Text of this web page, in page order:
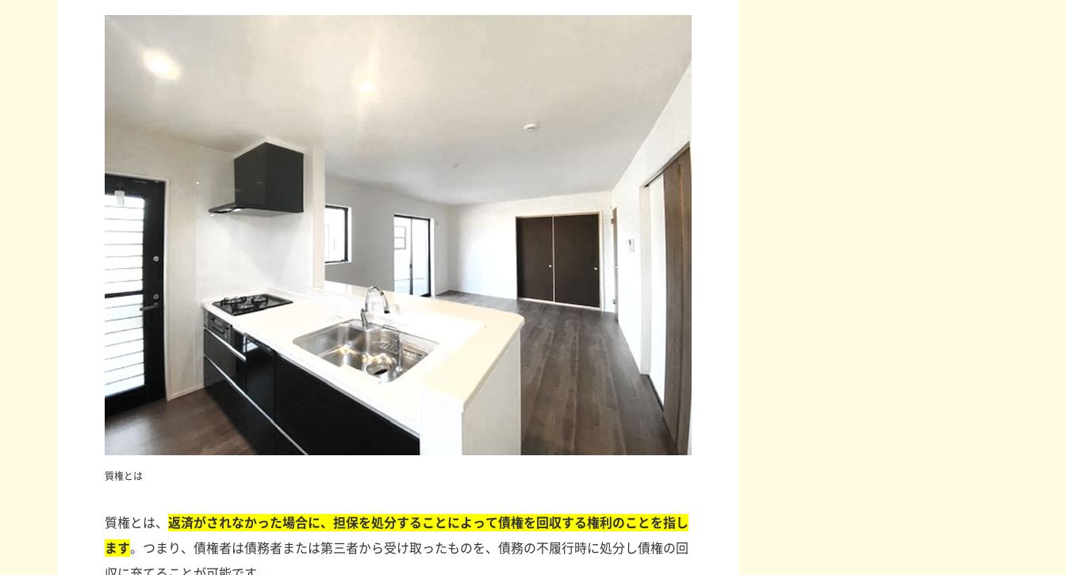
質権とは
質権とは、 返済がされなかった場合に、担保を処分することによって債権を回収する権利のことを指し
ます。つまり、債権者は債務者または第三者から受け取ったものを、債務の不履行時に処分し債権の回